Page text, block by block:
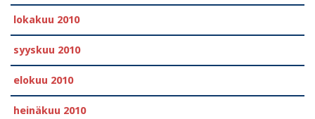
lokakuu 2010
syyskuu 2010
elokuu 2010
heinäkuu 2010